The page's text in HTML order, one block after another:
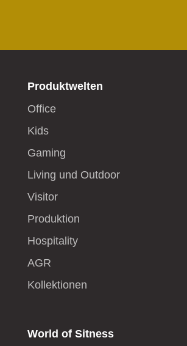
Produktwelten
Office
Kids
Gaming
Living und Outdoor
Visitor
Produktion
Hospitality
AGR
Kollektionen
World of Sitness